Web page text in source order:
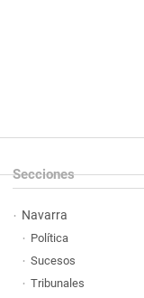
Secciones
Navarra
Política
Sucesos
Tribunales